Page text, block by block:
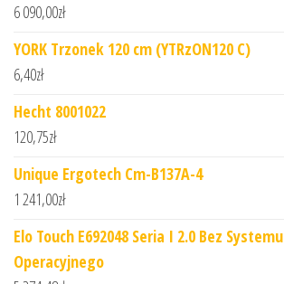
6 090,00zł
YORK Trzonek 120 cm (YTRzON120 C)
6,40zł
Hecht 8001022
120,75zł
Unique Ergotech Cm-B137A-4
1 241,00zł
Elo Touch E692048 Seria I 2.0 Bez Systemu
Operacyjnego